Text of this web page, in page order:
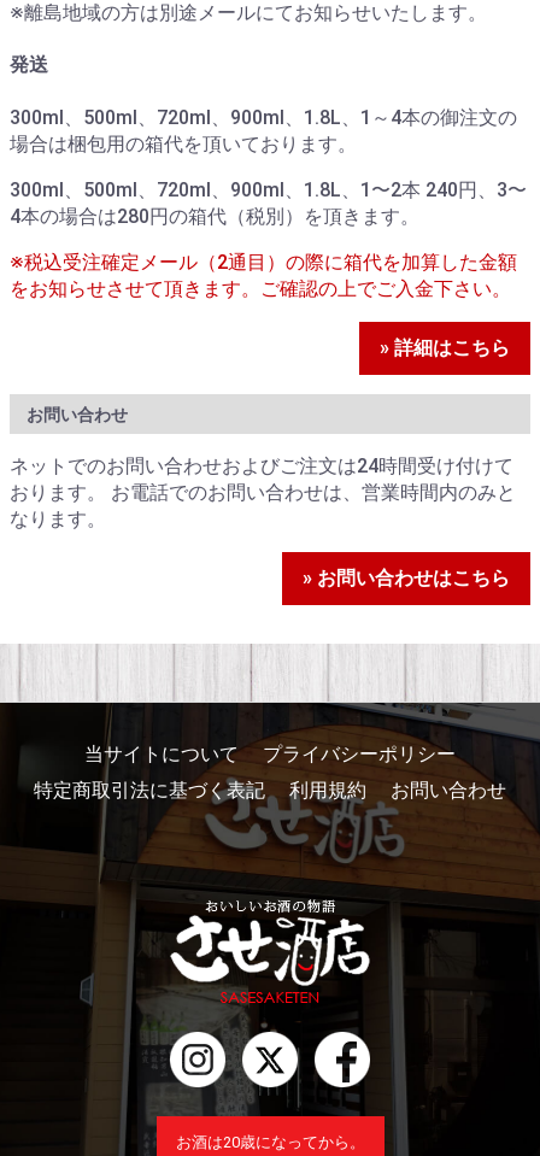
※離島地域の方は別途メールにてお知らせいたします。
発送
300ml、500ml、720ml、900ml、1.8L、1～4本の御注文の
場合は梱包用の箱代を頂いております。
300ml、500ml、720ml、900ml、1.8L、1〜2本 240円、3〜
4本の場合は280円の箱代（税別）を頂きます。
※税込受注確定メール（2通目）の際に箱代を加算した金額
をお知らせさせて頂きます。ご確認の上でご入金下さい。
» 詳細はこちら
お問い合わせ
ネットでのお問い合わせおよびご注文は24時間受け付けて
おります。 お電話でのお問い合わせは、営業時間内のみと
なります。
» お問い合わせはこちら
当サイトについて
プライバシーポリシー
特定商取引法に基づく表記
利用規約 お問い合わせ
お酒は20歳になってから。